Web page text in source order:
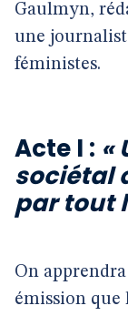
Gaulmyn,
une
féministes.
Acte I : «
sociétal
par tout
On
émission que